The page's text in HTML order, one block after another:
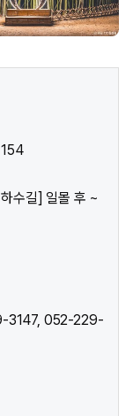
수길] 일몰 후 ~
3147, 052-229-